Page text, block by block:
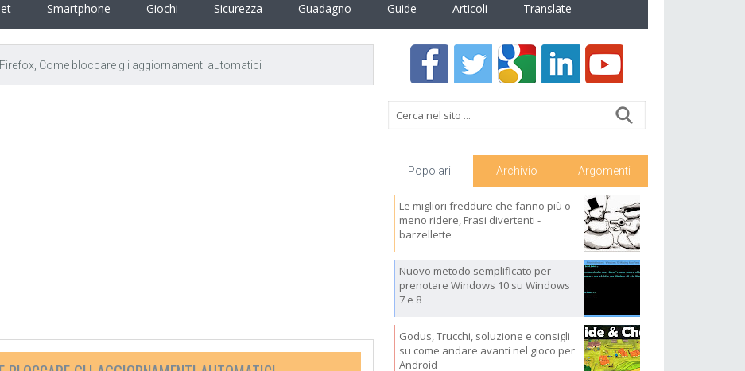
Smartphone Giochi Sicurezza Guadagno Guide Articoli Translate
Come bloccare gli aggiornamenti automatici
Popolari Archivio Argomenti
Le migliori freddure che fanno più o
meno ridere, Frasi divertenti -
barzellette
Nuovo metodo semplificato per
prenotare Windows 10 su Windows
7 e 8
Godus, Trucchi, soluzione e consigli
su come andare avanti nel gioco per
Android